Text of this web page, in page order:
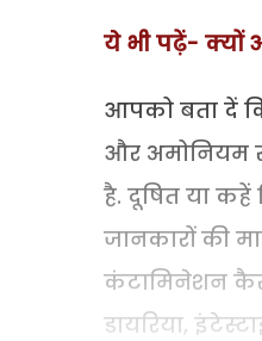
ये भी पढ़ें- क्यों
आपको बता दें
और अमोनियम
है. दूषित या
जानकारों की
कंटामिनेशन
डायरिया,